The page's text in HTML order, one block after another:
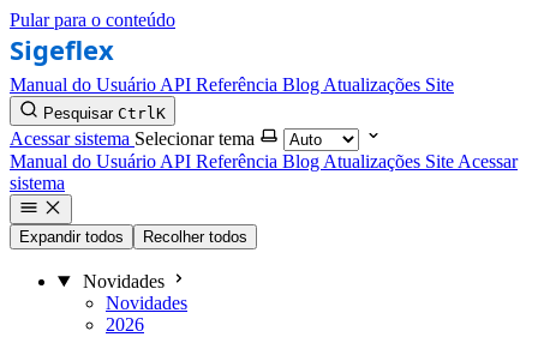
Pular para o conteúdo
Manual do Usuário API Referência Blog Atualizações Site
Pesquisar CtrlK
Acessar sistema Selecionar tema
Manual do Usuário API Referência Blog Atualizações Site Acessar
sistema
Expandir todos Recolher todos
Novidades
Novidades
2026